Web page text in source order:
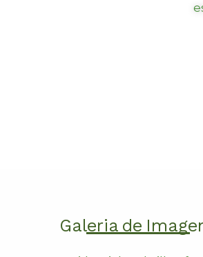
Galeria de